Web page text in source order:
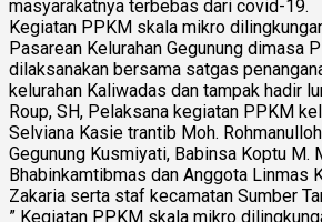
masyarakatnya terbebas dari covid-19.
Kegiatan PPKM skala mikro
Pasarean Kelurahan Gegunung dimasa
dilaksanakan bersama satgas
kelurahan Kaliwadas dan tampak hadir
Roup, SH, Pelaksana kegiatan PPKM
Selviana Kasie trantib Moh.
Gegunung Kusmiyati, Babinsa Koptu M.
Bhabinkamtibmas dan Anggota Linmas
Zakaria serta staf kecamatan Sumber
” Kegiatan PPKM skala mikro